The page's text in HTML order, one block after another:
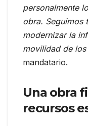
personalmente
obra. Seguimos
modernizar la
movilidad de
mandatario.
Una obra
recursos